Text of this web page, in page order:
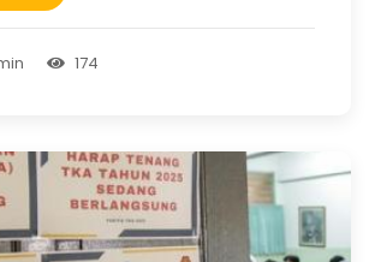
174